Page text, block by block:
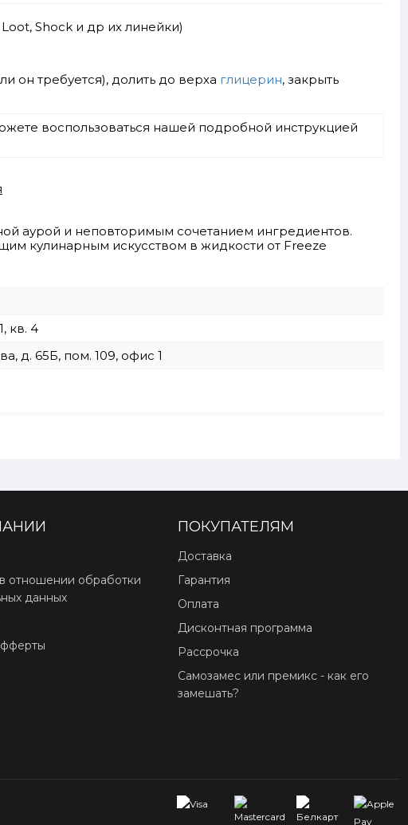
Shock и др их линейки)
он требуется), долить до верха глицерин, закрыть
воспользоваться нашей подробной инструкцией
аурой и неповторимым сочетанием ингредиентов.
кулинарным искусством в жидкости от Freeze
кв. 4
д. 65Б, пом. 109, офис 1
отношении обработки
данных
ПОКУПАТЕЛЯМ
Доставка
Гарантия
Оплата
Дисконтная программа
Рассрочка
Самозамес или премикс - как его
замешать?